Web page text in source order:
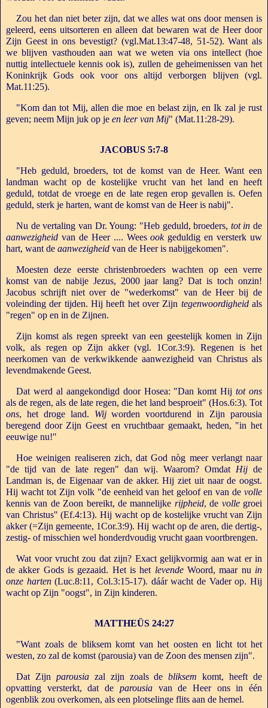
Zou het dan niet beter zijn, dat we alles wat ons door mensen is
geleerd, eens uitsorteren en alleen dat bewaren wat de Heer door
Zijn Geest in ons bevestigt? (vgl.Mat.13:47-48, 51-52). Want als
we blijven vasthouden aan wat we weten via ons intellect (hoe
nuttig intellectuele kennis ook is), zullen de geheimenissen van het
Koninkrijk Gods ook voor ons altijd verborgen blijven (vgl.
Mat.11:25).
"Kom dan tot Mij, allen die moe en belast zijn, en Ik zal je rust
geven; neem Mijn juk op je en leer van Mij" (Mat.11:28-29).
JACOBUS 5:7-8
"Heb geduld, broeders, tot de komst van de Heer. Want een
landman wacht op de kostelijke vrucht van het land en heeft
geduld, totdat de vroege en de late regen erop gevallen is. Oefen
geduld, sterk je harten, want de komst van de Heer is nabij".
Nu de vertaling van Dr. Young: "Heb geduld, broeders, tot in de
aanwezigheidvan de Heer .... Weesookgeduldig en versterk uw
hart, want de aanwezigheidvan de Heer is nabijgekomen".
Moesten deze eerste christenbroeders wachten op een verre
komst van de nabije Jezus, 2000 jaar lang? Dat is toch onzin!
Jacobus schrijft niet over de "wederkomst" van de Heer bij de
voleinding der tijden. Hij heeft het over Zijn tegenwoordigheidals
"regen" op en in de Zijnen.
Zijn komst als regen spreekt van een geestelijk komen in Zijn
volk, als regen op Zijn akker (vgl. 1Cor.3:9). Regenen is het
neerkomen van de verkwikkende aanwezigheid van Christus als
levendmakende Geest.
Dat werd al aangekondigd door Hosea: "Dan komt Hij tot ons
als de regen, als de late regen, die het land besproeit" (Hos.6:3). Tot
ons, het droge land. Wijworden voortdurend in Zijn parousia
beregend door Zijn Geest en vruchtbaar gemaakt, heden, "in het
eeuwige nu!"
Hoe weinigen realiseren zich, dat God nòg meer verlangt naar
"de tijd van de late regen" dan wij. Waarom? Omdat Hij de
Landman is, de Eigenaar van de akker. Hij ziet uit naar de oogst.
Hij wacht tot Zijn volk "de eenheid van het geloof en van devolle
kennis van de Zoon bereikt, de mannelijke rijpheid, de vollegroei
van Christus" (Ef.4:13). Hij wacht op de kostelijke vrucht van Zijn
akker (=Zijn gemeente, 1Cor.3:9). Hij wacht op de aren, die dertig-,
zestig- of misschien wel honderdvoudig vrucht gaan voortbrengen.
Wat voor vrucht zou dat zijn? Exact gelijkvormig aan wat er in
de akker Gods is gezaaid. Het is het levendeWoord, maar nu in
onze harten(Luc.8:11, Col.3:15-17). dáár wacht de Vader op. Hij
wacht op Zijn "oogst", in Zijn kinderen.
MATTHEÜS 24:27
"Want zoals de bliksem komt van het oosten en licht tot het
westen, zo zal de komst (parousia) van de Zoon des mensen zijn".
Dat Zijn parousia zal zijn zoals debliksemkomt, heeft de
opvatting versterkt, dat de parousiavan de Heer ons in één
ogenblik zou overkomen, als een plotselinge flits aan de hemel.